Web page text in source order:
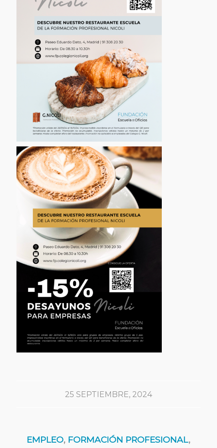
25 SEPTIEMBRE, 2024
EMPLEO, FORMACIÓN PROFESIONAL,